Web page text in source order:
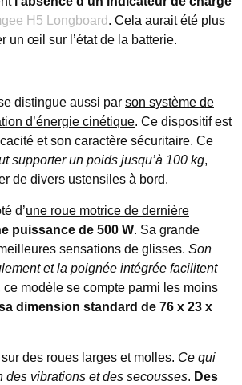
H5 Longboard . Cela aurait été plus
un œil sur l’état de la batterie.
distingue aussi par son système de
d’énergie cinétique. Ce dispositif est
et son caractère sécuritaire. Ce
supporter un poids jusqu’à 100 kg,
de divers ustensiles à bord.
d’une roue motrice de dernière
puissance de 500 W. Sa grande
sensations de glisses. Son
et la poignée intégrée facilitent
ce modèle se compte parmi les moins
dimension standard de 76 x 23 x
des roues larges et molles. Ce qui
des vibrations et des secousses. Des